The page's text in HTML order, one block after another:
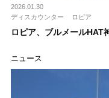
2026.01.30
ディスカウンター
ロピア
ロピア、ブルメールHAT
ニュース